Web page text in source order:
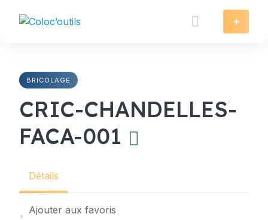
+
BRICOLAGE
CRIC-CHANDELLES-
FACA-001
Détails
Ajouter aux favoris